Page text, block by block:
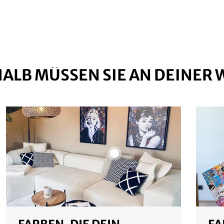
MÜSSEN SIE AN DEINER